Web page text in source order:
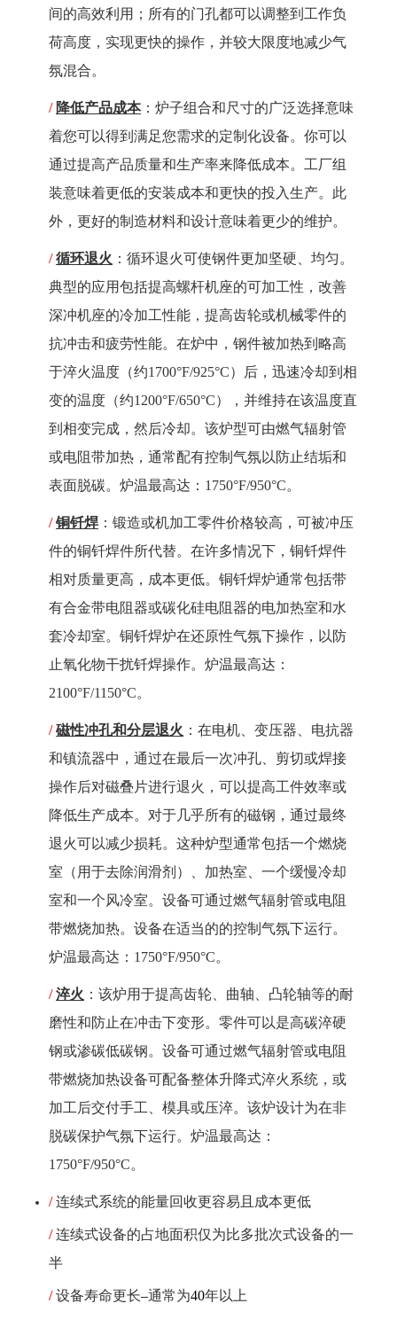
间的高效利用；所有的门孔都可以调整到工作负
荷高度，实现更快的操作，并较大限度地减少气
氛混合。
/ 降低产品成本：炉子组合和尺寸的广泛选择意味
着您可以得到满足您需求的定制化设备。你可以
通过提高产品质量和生产率来降低成本。工厂组
装意味着更低的安装成本和更快的投入生产。此
外，更好的制造材料和设计意味着更少的维护。
/循环退火 ：循环退火可使钢件更加坚硬、均匀。
典型的应用包括提高螺杆机座的可加工性，改善
深冲机座的冷加工性能，提高齿轮或机械零件的
抗冲击和疲劳性能。在炉中，钢件被加热到略高
于淬火温度（约1700°F/925°C）后，迅速冷却到相
变的温度（约1200°F/650°C），并维持在该温度直
到相变完成，然后冷却。该炉型可由燃气辐射管
或电阻带加热，通常配有控制气氛以防止结垢和
表面脱碳。炉温最高达： 1750°F/950°C。
/铜钎焊：锻造或机加工零件价格较高，可被冲压
件的铜钎焊件所代替。在许多情况下，铜钎焊件
相对质量更高，成本更低。铜钎焊炉通常包括带
有合金带电阻器或碳化硅电阻器的电加热室和水
套冷却室。铜钎焊炉在还原性气氛下操作，以防
止氧化物干扰钎焊操作。炉温最高达：
2100°F/1150°C。
/磁性冲孔和分层退火 ：在电机、变压器、电抗器
和镇流器中，通过在最后一次冲孔、剪切或焊接
操作后对磁叠片进行退火，可以提高工件效率或
降低生产成本。对于几乎所有的磁钢，通过最终
退火可以减少损耗。这种炉型通常包括一个燃烧
室（用于去除润滑剂）、加热室、一个缓慢冷却
室和一个风冷室。设备可通过燃气辐射管或电阻
带燃烧加热。设备在适当的的控制气氛下运行。
炉温最高达： 1750°F/950°C。
/淬火 ：该炉用于提高齿轮、曲轴、凸轮轴等的耐
磨性和防止在冲击下变形。零件可以是高碳淬硬
钢或渗碳低碳钢。设备可通过燃气辐射管或电阻
带燃烧加热设备可配备整体升降式淬火系统，或
加工后交付手工、模具或压淬。该炉设计为在非
脱碳保护气氛下运行。炉温最高达：
1750°F/950°C。
/连续式系统的能量回收更容易且成本更低
/连续式设备的占地面积仅为比多批次式设备的一
半
/设备寿命更长–通常为40年以上